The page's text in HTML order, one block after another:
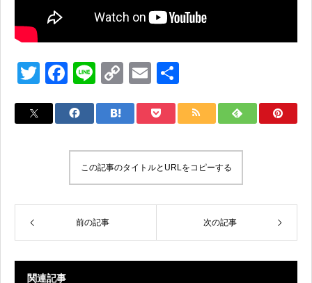
T
tt
F
c
o
o
k
Li
e
C
p
Li
n
k
E
ail
この記事のタイトルとURLをコピーする
前の記事 次の記事
関連記事